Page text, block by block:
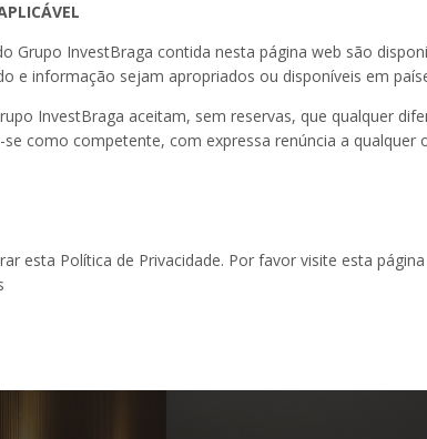
Grupo InvestBraga contida nesta página web são
e informação sejam apropriados ou disponíveis em
InvestBraga aceitam, sem reservas, que qualquer
como competente, com expressa renúncia a
esta Política de Privacidade. Por favor visite esta